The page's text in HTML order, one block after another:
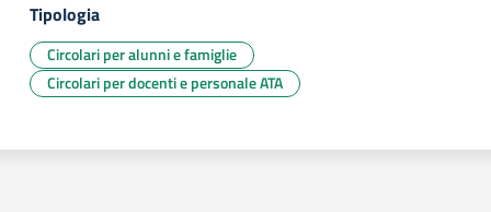
Tipologia
Circolari per alunni e famiglie
Circolari per docenti e personale ATA